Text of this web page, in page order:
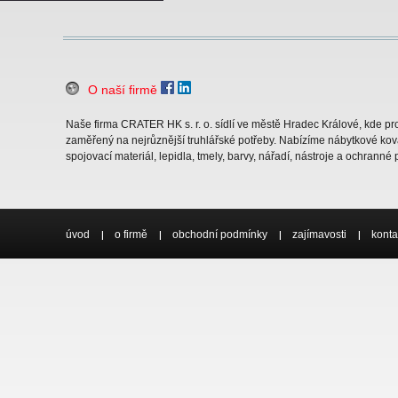
O naší firmě
Naše firma CRATER HK s. r. o. sídlí ve městě Hradec Králové, kde
zaměřený na nejrůznější truhlářské potřeby. Nabízíme nábytkové
spojovací materiál, lepidla, tmely, barvy, nářadí, nástroje a ochranné
úvod o firmě obchodní podmínky zajímavosti